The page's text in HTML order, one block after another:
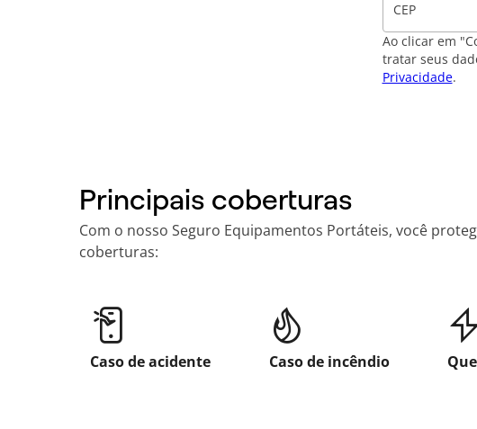
CEP
Ao clicar em
tratar seus
Privacidade.
Principais coberturas
Com o nosso Seguro Equipamentos Portáteis, você
coberturas:
Caso de acidente Caso de incêndio